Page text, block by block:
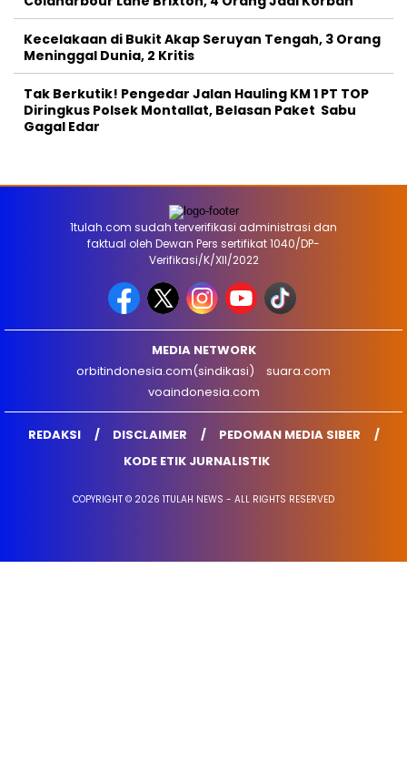
Kecelakaan di Bukit Akap Seruyan Tengah, 3 Orang
Meninggal Dunia, 2 Kritis
Tak Berkutik! Pengedar Jalan Hauling KM 1 PT TOP
Diringkus Polsek Montallat, Belasan Paket Sabu
Gagal Edar
1tulah.com sudah terverifikasi administrasi dan
faktual oleh Dewan Pers sertifikat 1040/DP-
Verifikasi/K/XII/2022
MEDIA NETWORK
orbitindonesia.com(sindikasi)
suara.com
voaindonesia.com
REDAKSI DISCLAIMER
PEDOMAN MEDIA SIBER
KODE ETIK JURNALISTIK
COPYRIGHT © 2026 1TULAH NEWS - ALL RIGHTS RESERVED